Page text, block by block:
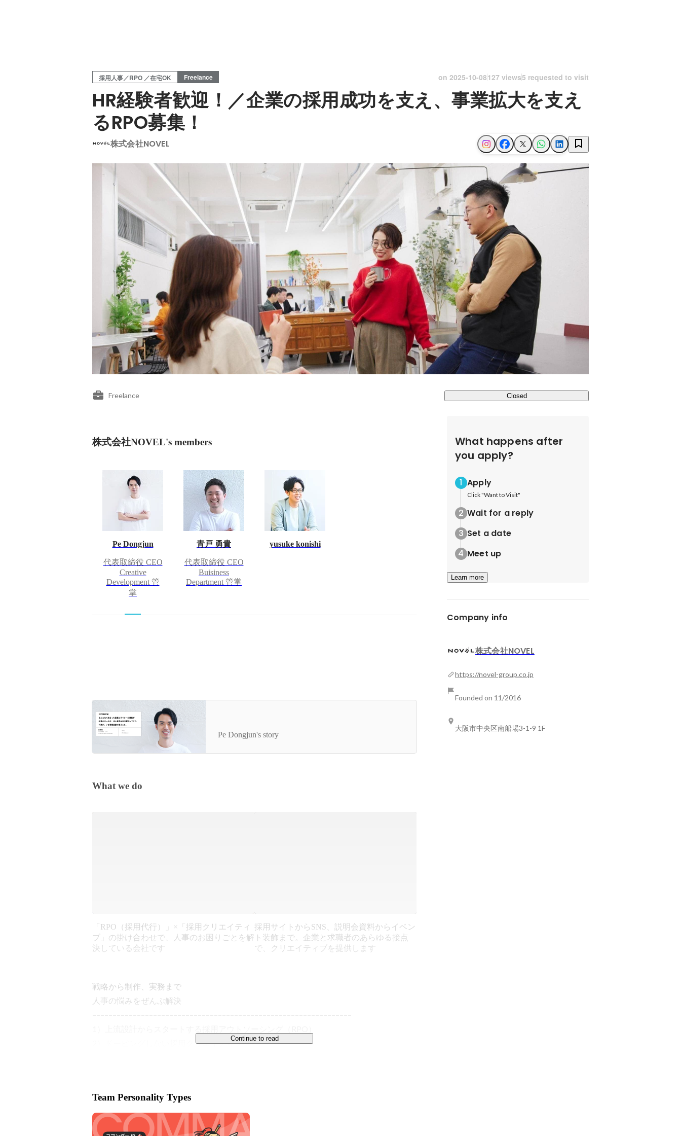
採用人事／RPO ／在宅OK Freelance on 2025-10-08127 views5 requested to visit
HR経験者歓迎！／企業の採用成功を支え、事業拡大を支え
るRPO募集！
株式会社NOVEL
Freelance Closed
株式会社NOVEL's members
Pe Dongjun
代表取締役 CEO
Creative
Development 管
掌
青戸 勇貴
代表取締役 CEO
Buisiness
Department 管掌
yusuke konishi
を聞いてみた
Pe Dongjun's story
What we do
「RPO（採用代行）」×「採用クリエイティ
ブ」の掛け合わせで、人事のお困りごとを解
決している会社です
採用サイトからSNS、説明会資料からイベン
ト装飾まで。企業と求職者のあらゆる接点
で、クリエイティブを提供します
戦略から制作、実務まで
人事の悩みをぜんぶ解決
2）ドーピングしない採用クリエイティブ
採用市場の構造、求職者の心理、媒体の特性、選考プロセスの流れ——。採用の文脈を立
体的に捉えたうえで、クライアントが本当に求められる支援を提供しています。
Continue to read
Team Personality Types
What happens after
you apply?
Apply
Click "Want to Visit"
Wait for a reply
Set a date
Meet up
Learn more
Company info
株式会社NOVEL
https://novel-group.co.jp
Founded on 11/2016
大阪市中央区南船場3-1-9 1F